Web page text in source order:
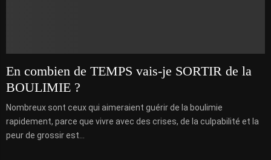
En combien de TEMPS vais-je SORTIR de la
BOULIMIE ?
Nombreux sont ceux qui aimeraient guérir de la boulimie
rapidement, parce que vivre avec des crises, de la culpabilité et la
peur de grossir est...